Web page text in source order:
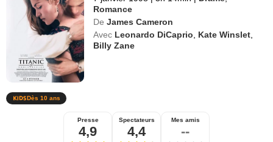
Romance
De James Cameron
Avec Leonardo DiCaprio Kate Winslet
Billy Zane
Dès 10 ans
Presse
4,9
Spectateurs
4,4
Mes amis
--